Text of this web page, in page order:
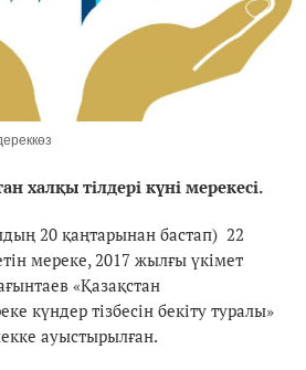
халқы тілдері күні мерекесі.
20 қаңтарынан бастап) 22
мереке, 2017 жылғы үкімет
«Қазақстан
күндер тізбесін бекіту туралы»
ауыстырылған.